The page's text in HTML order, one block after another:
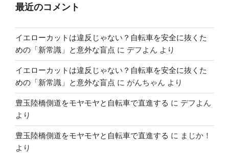
最近のコメント
イエローカットは違反じゃない？自転車を安全に抜くた
めの「新常識」と意外な盲点 に デフよん より
イエローカットは違反じゃない？自転車を安全に抜くた
めの「新常識」と意外な盲点 に がんちゃん より
豊玉陸橋側道をモヤモヤと自転車で直進する に デフよん
より
豊玉陸橋側道をモヤモヤと自転車で直進する に まじか！
より